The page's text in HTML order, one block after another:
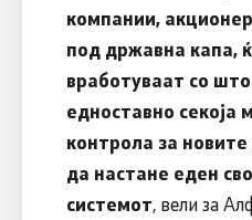
компании,
под државна капа,
вработуваат со што
едноставно секоја
контрола за
да настане еден
системот, вели за